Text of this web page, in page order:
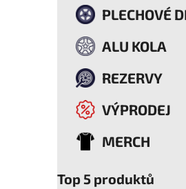
PLECHOVÉ
ALU KOLA
REZERVY
VÝPRODEJ
MERCH
Top 5 produktů